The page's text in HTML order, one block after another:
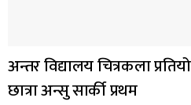
अन्तर विद्यालय चित्रकला
छात्रा अन्सु सार्की प्रथम